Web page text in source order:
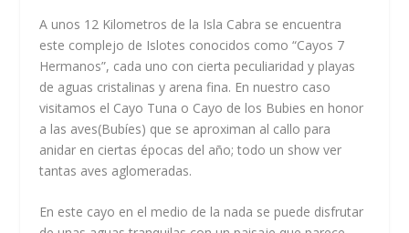
A unos 12 Kilometros de la Isla Cabra se encuentra
este complejo de Islotes conocidos como “Cayos 7
Hermanos”, cada uno con cierta peculiaridad y playas
de aguas cristalinas y arena fina. En nuestro caso
visitamos el Cayo Tuna o Cayo de los Bubies en honor
a las aves(Bubíes) que se aproximan al callo para
anidar en ciertas épocas del año; todo un show ver
tantas aves aglomeradas.
En este cayo en el medio de la nada se puede disfrutar